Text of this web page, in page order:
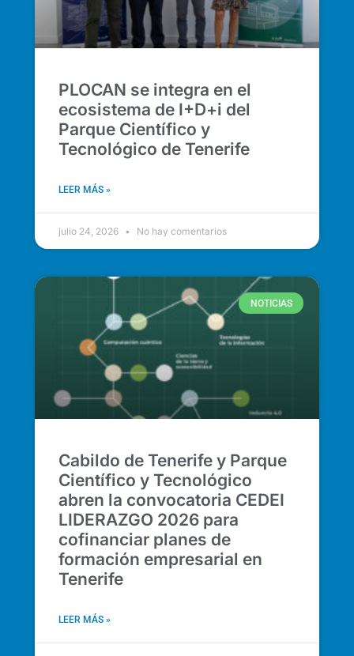
PLOCAN se integra en el
ecosistema de I+D+i del
Parque Científico y
Tecnológico de Tenerife
LEER MÁS »
julio 24, 2026 No hay comentarios
NOTICIAS
Cabildo de Tenerife y Parque
Científico y Tecnológico
abren la convocatoria CEDEI
LIDERAZGO 2026 para
cofinanciar planes de
formación empresarial en
Tenerife
LEER MÁS »